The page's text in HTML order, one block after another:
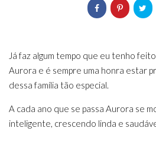
Já faz algum tempo que eu tenho
Aurora e é sempre uma honra estar
dessa família tão especial.
A cada ano que se passa Aurora se
inteligente, crescendo linda e